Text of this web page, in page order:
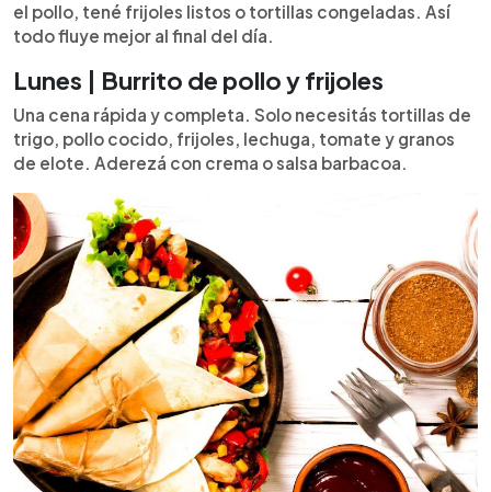
el pollo, tené frijoles listos o tortillas congeladas. Así
todo fluye mejor al final del día.
Lunes | Burrito de pollo y frijoles
Una cena rápida y completa. Solo necesitás tortillas de
trigo, pollo cocido, frijoles, lechuga, tomate y granos
de elote. Aderezá con crema o salsa barbacoa.